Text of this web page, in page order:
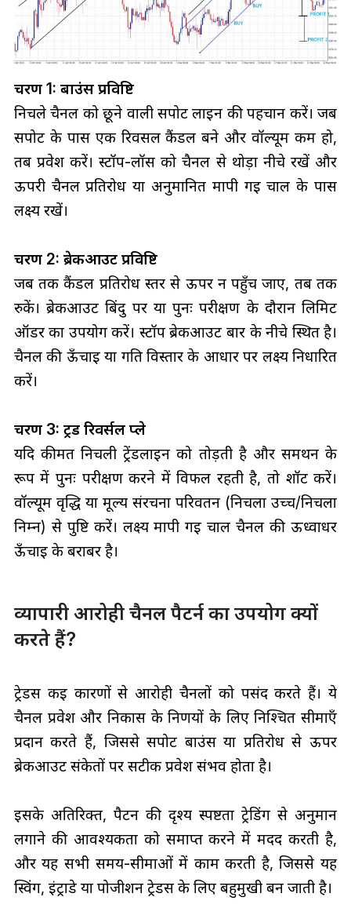
चरण 1: बाउंस प्रविष्टि
निचले चैनल को छूने वाली सपोर्ट लाइन की पहचान करें। जब
सपोर्ट के पास एक रिवर्सल कैंडल बने और वॉल्यूम कम हो,
तब प्रवेश करें। स्टॉप-लॉस को चैनल से थोड़ा नीचे रखें और
ऊपरी चैनल प्रतिरोध या अनुमानित मापी गई चाल के पास
लक्ष्य रखें।
चरण 2: ब्रेकआउट प्रविष्टि
जब तक कैंडल प्रतिरोध स्तर से ऊपर न पहुँच जाए, तब तक
रुकें। ब्रेकआउट बिंदु पर या पुनः परीक्षण के दौरान लिमिट
ऑर्डर का उपयोग करें। स्टॉप ब्रेकआउट बार के नीचे स्थित है।
चैनल की ऊँचाई या गति विस्तार के आधार पर लक्ष्य निर्धारित
करें।
चरण 3: ट्रेंड रिवर्सल प्ले
यदि कीमत निचली ट्रेंडलाइन को तोड़ती है और समर्थन के
रूप में पुनः परीक्षण करने में विफल रहती है, तो शॉर्ट करें।
वॉल्यूम वृद्धि या मूल्य संरचना परिवर्तन (निचला उच्च/निचला
निम्न) से पुष्टि करें। लक्ष्य मापी गई चाल चैनल की ऊर्ध्वाधर
ऊँचाई के बराबर है।
व्यापारी आरोही चैनल पैटर्न का उपयोग क्यों
करते हैं?
ट्रेडर्स कई कारणों से आरोही चैनलों को पसंद करते हैं। ये
चैनल प्रवेश और निकास के निर्णयों के लिए निश्चित सीमाएँ
प्रदान करते हैं, जिससे सपोर्ट बाउंस या प्रतिरोध से ऊपर
ब्रेकआउट संकेतों पर सटीक प्रवेश संभव होता है।
इसके अतिरिक्त, पैटर्न की दृश्य स्पष्टता ट्रेडिंग से अनुमान
लगाने की आवश्यकता को समाप्त करने में मदद करती है,
और यह सभी समय-सीमाओं में काम करती है, जिससे यह
स्विंग, इंट्राडे या पोजीशन ट्रेडर्स के लिए बहुमुखी बन जाती है।